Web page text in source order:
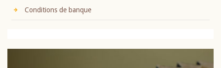
Conditions de banque